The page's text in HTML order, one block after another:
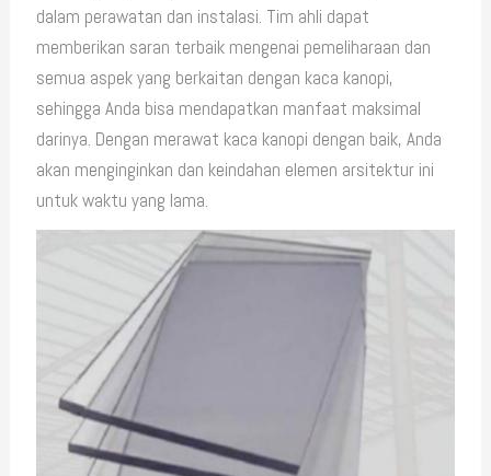
dalam perawatan dan instalasi. Tim ahli dapat
memberikan saran terbaik mengenai pemeliharaan dan
semua aspek yang berkaitan dengan kaca kanopi,
sehingga Anda bisa mendapatkan manfaat maksimal
darinya. Dengan merawat kaca kanopi dengan baik, Anda
akan menginginkan dan keindahan elemen arsitektur ini
untuk waktu yang lama.